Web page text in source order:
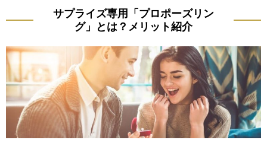
サプライズ専用「プロポーズリン
グ」とは？メリット紹介